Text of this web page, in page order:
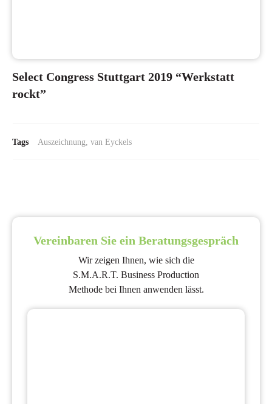
Select Congress Stuttgart 2019 “Werkstatt
rockt”
Tags Auszeichnung, van Eyckels
Vereinbaren Sie ein Beratungsgespräch
Wir zeigen Ihnen, wie sich die
S.M.A.R.T. Business Production
Methode bei Ihnen anwenden lässt.